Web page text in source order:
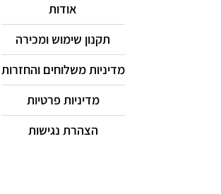
אודות
תקנון שימוש ומכירה
מדיניות משלוחים והחזרות
מדיניות פרטיות
הצהרת נגישות